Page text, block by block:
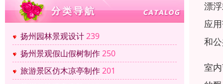
扬州园林景观设计239
扬州景观假山假树制作250
旅游景区仿木凉亭制作201
漂
应
和
室